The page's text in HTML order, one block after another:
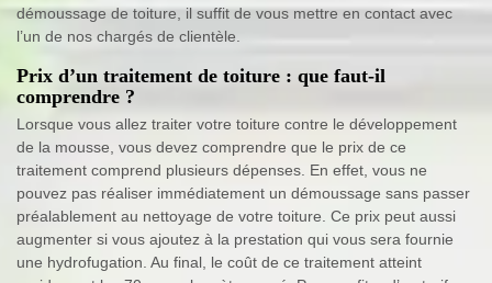
démoussage de toiture, il suffit de vous mettre en contact avec
l’un de nos chargés de clientèle.
Prix d’un traitement de toiture : que faut-il
comprendre ?
Lorsque vous allez traiter votre toiture contre le développement
de la mousse, vous devez comprendre que le prix de ce
traitement comprend plusieurs dépenses. En effet, vous ne
pouvez pas réaliser immédiatement un démoussage sans passer
préalablement au nettoyage de votre toiture. Ce prix peut aussi
augmenter si vous ajoutez à la prestation qui vous sera fournie
une hydrofugation. Au final, le coût de ce traitement atteint